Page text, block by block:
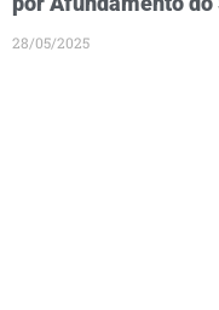
28/05/2025